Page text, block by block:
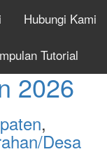
Hubungi Kami
Tutorial
2026
,
Desa